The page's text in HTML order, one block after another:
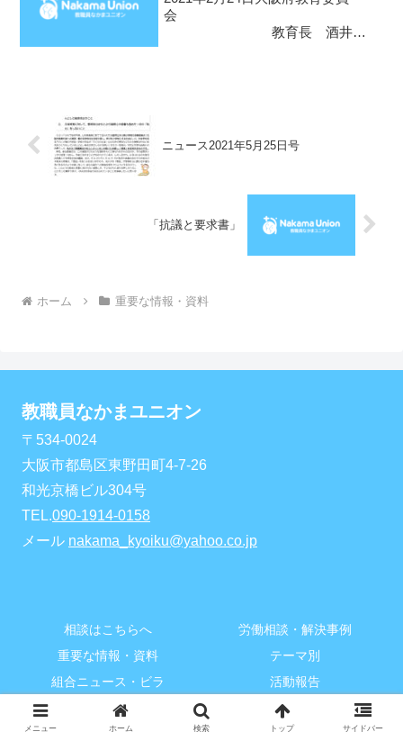
拡大の中で、大阪市を...
会
教育長 酒井
ニュース2021年5月25日号
「抗議と要求書」
ホーム 重要な情報・資料
教職員なかまユニオン
〒534-0024
大阪市都島区東野田町4-7-26
和光京橋ビル304号
TEL.090-1914-0158
メール nakama_kyoiku@yahoo.co.jp
相談はこちらへ
労働相談・解決事例
重要な情報・資料
テーマ別
組合ニュース・ビラ
活動報告
Copyright © 2021 教職員なかまユニオン All Rights Reserved.
メニュー ホーム 検索 トップ サイドバー